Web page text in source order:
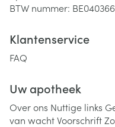
BTW nummer:
Klantenservice
FAQ
Uw apotheek
Over ons Nuttige links
van wachtVoorschrift